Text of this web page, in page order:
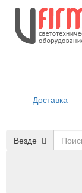
Доставка
Везде